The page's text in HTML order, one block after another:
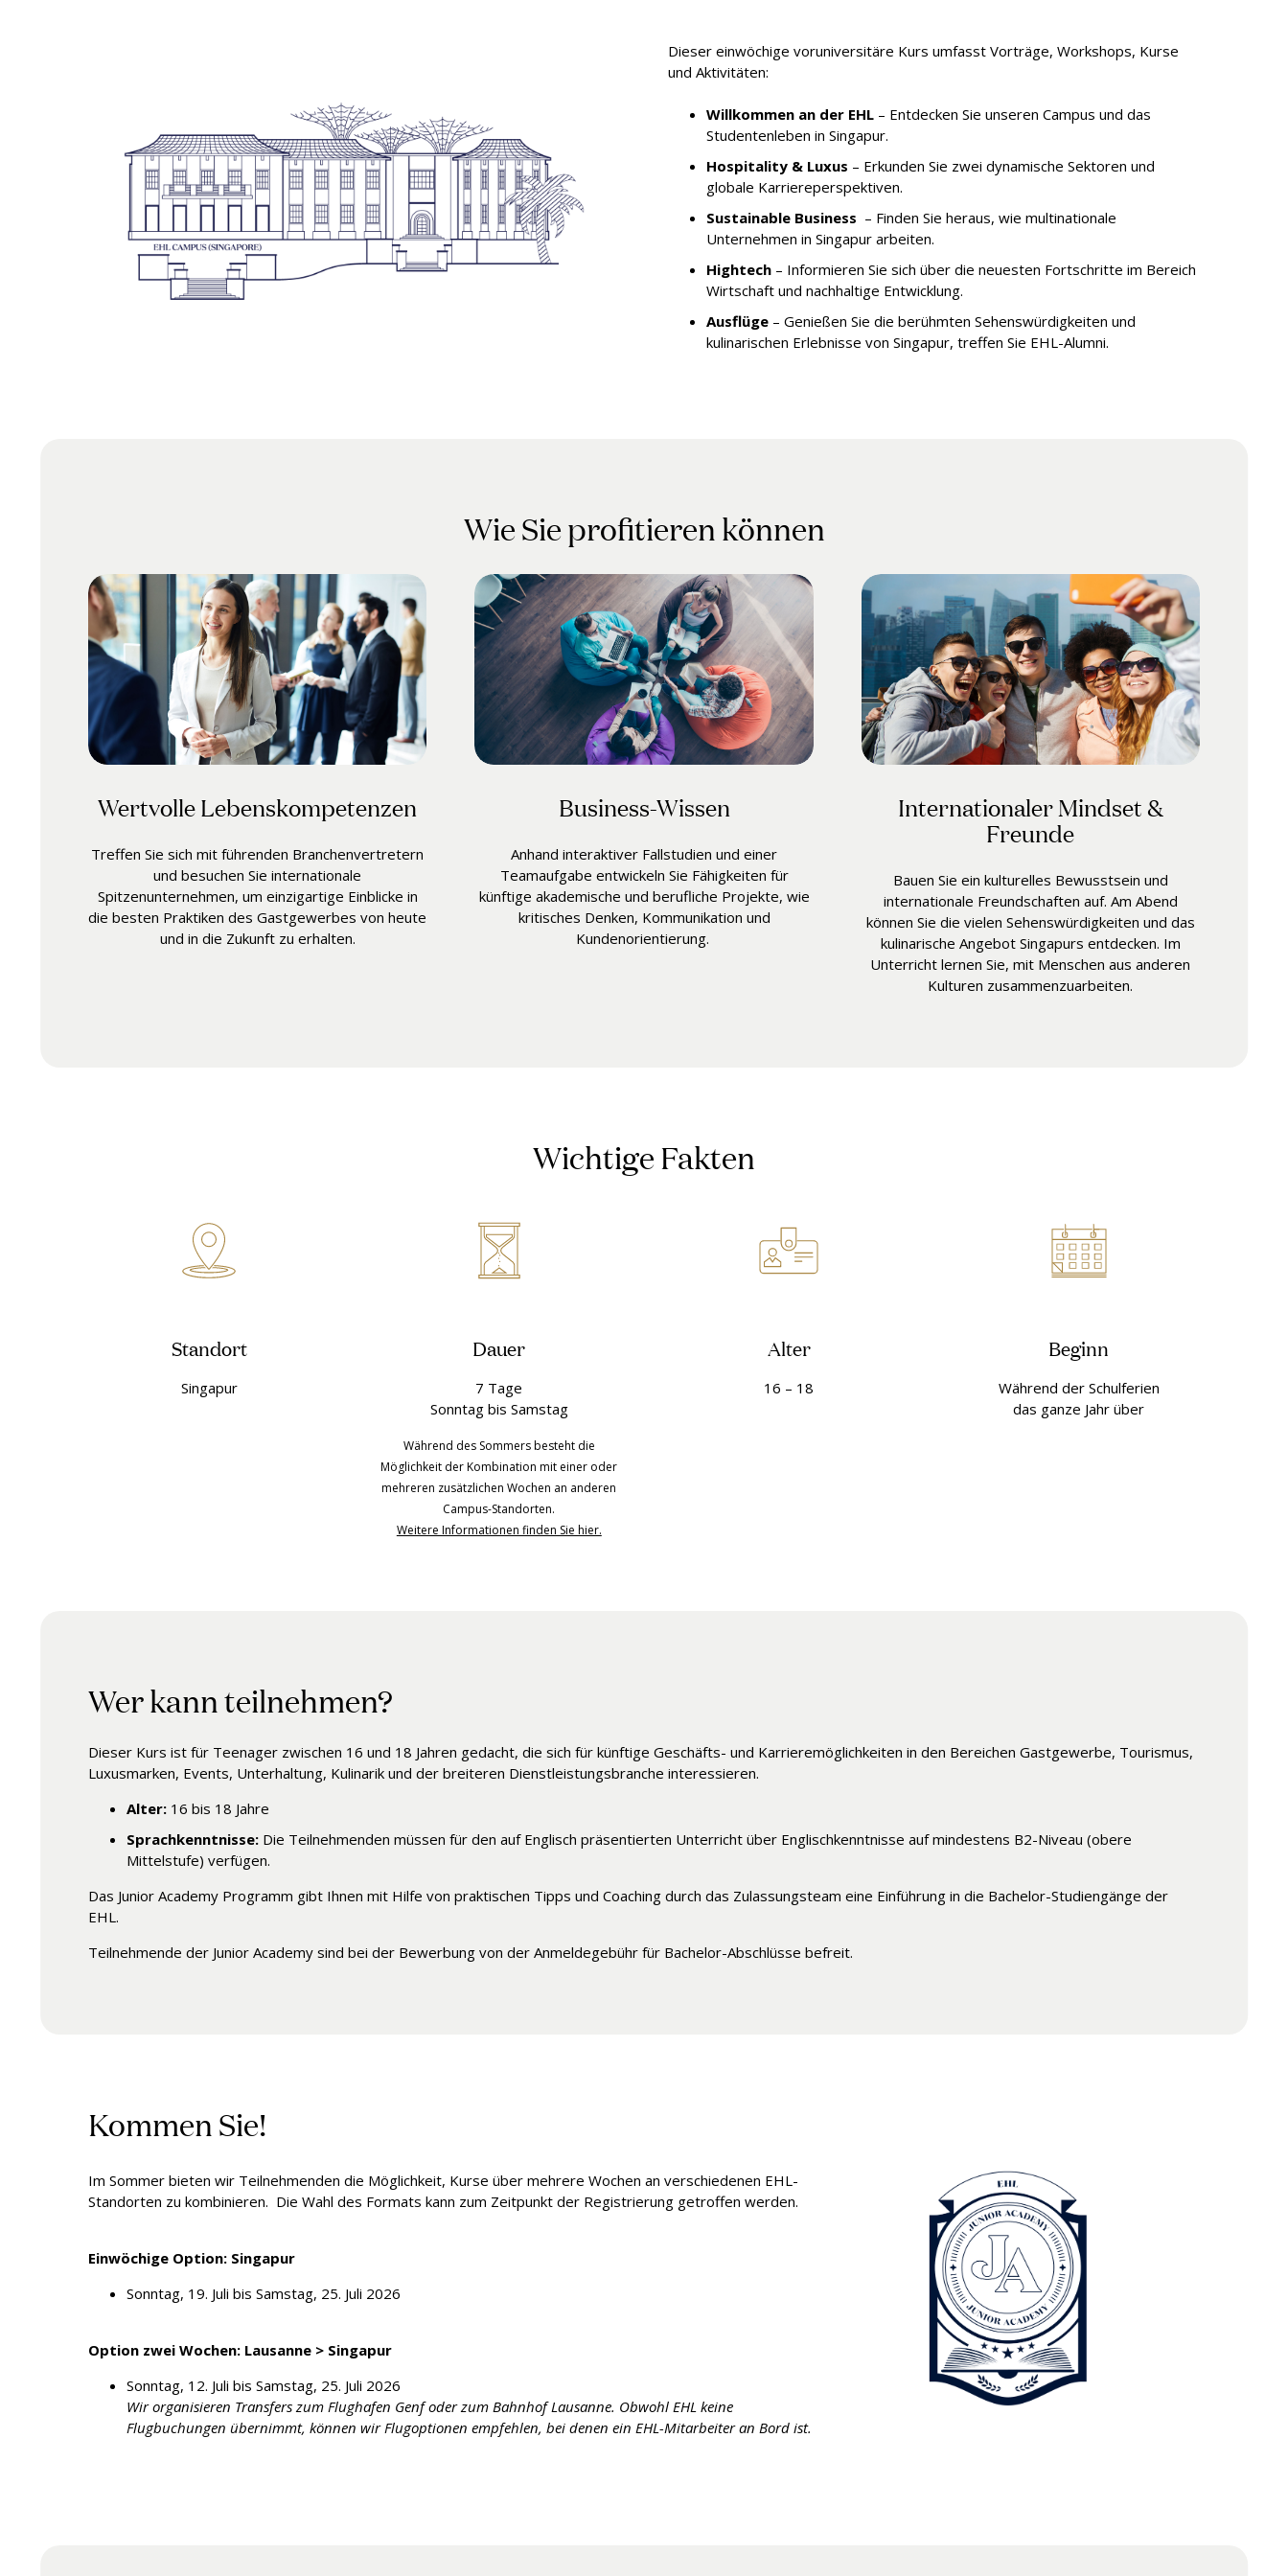
Dieser einwöchige voruniversitäre Kurs umfasst Vorträge, Workshops, Kurse
und Aktivitäten:
Willkommen an der EHL – Entdecken Sie unseren Campus und das
Studentenleben in Singapur.
Hospitality & Luxus – Erkunden Sie zwei dynamische Sektoren und
globale Karriereperspektiven.
Sustainable Business – Finden Sie heraus, wie multinationale
Unternehmen in Singapur arbeiten.
Hightech – Informieren Sie sich über die neuesten Fortschritte im Bereich
Wirtschaft und nachhaltige Entwicklung.
Ausflüge – Genießen Sie die berühmten Sehenswürdigkeiten und
kulinarischen Erlebnisse von Singapur, treffen Sie EHL-Alumni.
Wie Sie profitieren können
Wertvolle Lebenskompetenzen
Treffen Sie sich mit führenden Branchenvertretern
und besuchen Sie internationale
Spitzenunternehmen, um einzigartige Einblicke in
die besten Praktiken des Gastgewerbes von heute
und in die Zukunft zu erhalten.
Business-Wissen
Anhand interaktiver Fallstudien und einer
Teamaufgabe entwickeln Sie Fähigkeiten für
künftige akademische und berufliche Projekte, wie
kritisches Denken, Kommunikation und
Kundenorientierung.
Internationaler Mindset &
Freunde
Bauen Sie ein kulturelles Bewusstsein und
internationale Freundschaften auf. Am Abend
können Sie die vielen Sehenswürdigkeiten und das
kulinarische Angebot Singapurs entdecken. Im
Unterricht lernen Sie, mit Menschen aus anderen
Kulturen zusammenzuarbeiten.
Wichtige Fakten
Standort
Singapur
Dauer
7 Tage
Sonntag bis Samstag
Während des Sommers besteht die
Möglichkeit der Kombination mit einer oder
mehreren zusätzlichen Wochen an anderen
Campus-Standorten.
Weitere Informationen finden Sie hier.
Alter
16 – 18
Beginn
Während der Schulferien
das ganze Jahr über
Wer kann teilnehmen?
Dieser Kurs ist für Teenager zwischen 16 und 18 Jahren gedacht, die sich für künftige Geschäfts- und Karrieremöglichkeiten in den Bereichen Gastgewerbe, Tourismus,
Luxusmarken, Events, Unterhaltung, Kulinarik und der breiteren Dienstleistungsbranche interessieren.
Alter: 16 bis 18 Jahre
Sprachkenntnisse: Die Teilnehmenden müssen für den auf Englisch präsentierten Unterricht über Englischkenntnisse auf mindestens B2-Niveau (obere
Mittelstufe) verfügen.
Das Junior Academy Programm gibt Ihnen mit Hilfe von praktischen Tipps und Coaching durch das Zulassungsteam eine Einführung in die Bachelor-Studiengänge der
EHL.
Teilnehmende der Junior Academy sind bei der Bewerbung von der Anmeldegebühr für Bachelor-Abschlüsse befreit.
Kommen Sie!
Im Sommer bieten wir Teilnehmenden die Möglichkeit, Kurse über mehrere Wochen an verschiedenen EHL-
Standorten zu kombinieren. Die Wahl des Formats kann zum Zeitpunkt der Registrierung getroffen werden.
Einwöchige Option: Singapur
Sonntag, 19. Juli bis Samstag, 25. Juli 2026
Option zwei Wochen: Lausanne > Singapur
Sonntag, 12. Juli bis Samstag, 25. Juli 2026
Wir organisieren Transfers zum Flughafen Genf oder zum Bahnhof Lausanne. Obwohl EHL keine
Flugbuchungen übernimmt, können wir Flugoptionen empfehlen, bei denen ein EHL-Mitarbeiter an Bord ist.